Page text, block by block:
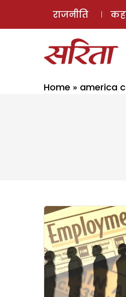
राजनीति
Home » america